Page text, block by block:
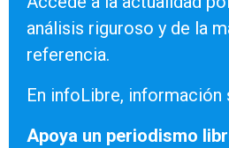
análisis riguroso y de la
referencia.
En infoLibre, información
Apoya un periodismo